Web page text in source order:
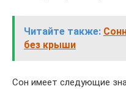
Читайте также:
без крыши
Сон имеет следующие